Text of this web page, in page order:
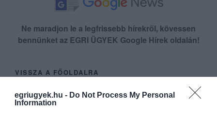
egriugyek.hu - Do Not Process My Personal
Information
Ne maradjon le a legfrissebb hírekről, kövessen
bennünket az EGRI ÜGYEK Google Hírek oldalán!
VISSZA A FŐOLDALRA